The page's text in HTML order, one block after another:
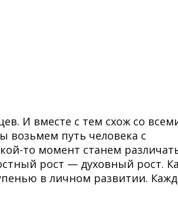
И вместе с тем схож со
возьмем путь человека с
то момент станем
рост — духовный рост.
в личном развитии.